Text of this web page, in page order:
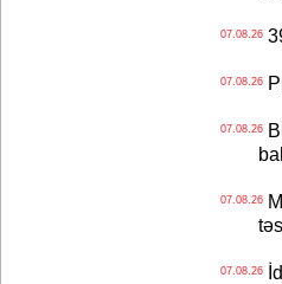
07.08.26
07.08.26
07.08.26
07.08.26
07.08.26